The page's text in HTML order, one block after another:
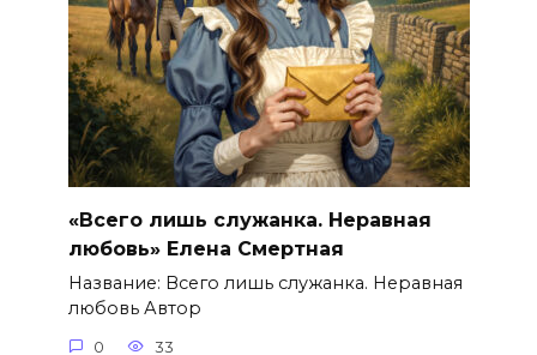
«Всего лишь служанка. Неравная
любовь» Елена Смертная
Название: Всего лишь служанка. Неравная
любовь Автор
0 33